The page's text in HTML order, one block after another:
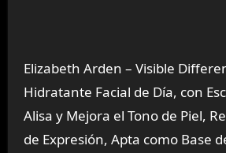
Elizabeth Arden – Visible
Hidratante Facial de Día, con
Alisa y Mejora el Tono de Piel,
de Expresión, Apta como Base